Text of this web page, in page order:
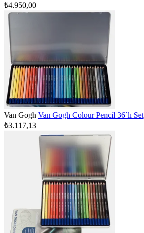
₺4.950,00
Van Gogh Van Gogh Colour Pencil 36`lı Set
₺3.117,13